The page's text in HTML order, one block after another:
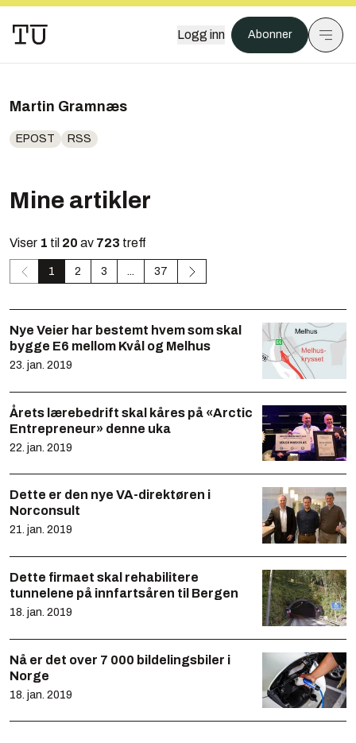
Logg inn Abonner
Martin Gramnæs
EPOST RSS
Mine artikler
Viser 1 til 20 av 723 treff
1 2 3 ... 37
Nye Veier har bestemt hvem som skal
bygge E6 mellom Kvål og Melhus
23. jan. 2019
Årets lærebedrift skal kåres på «Arctic
Entrepreneur» denne uka
22. jan. 2019
Dette er den nye VA-direktøren i
Norconsult
21. jan. 2019
Dette firmaet skal rehabilitere
tunnelene på innfartsåren til Bergen
18. jan. 2019
Nå er det over 7 000 bildelingsbiler i
Norge
18. jan. 2019